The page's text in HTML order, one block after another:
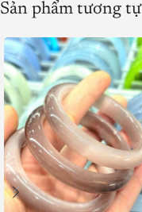
Sản phẩm tương tự